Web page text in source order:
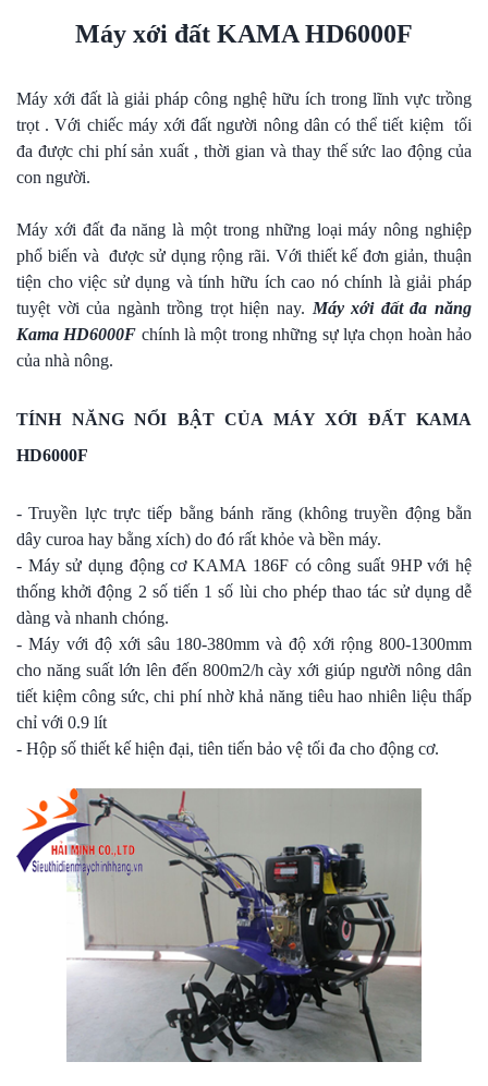
Máy xới đất KAMA HD6000F
Máy xới đất là giải pháp công nghệ hữu ích trong lĩnh vực trồng
trọt . Với chiếc máy xới đất người nông dân có thể tiết kiệm tối
đa được chi phí sản xuất , thời gian và thay thế sức lao động của
con người.
Máy xới đất đa năng là một trong những loại máy nông nghiệp
phổ biến và được sử dụng rộng rãi. Với thiết kế đơn giản, thuận
tiện cho việc sử dụng và tính hữu ích cao nó chính là giải pháp
tuyệt vời của ngành trồng trọt hiện nay. Máy xới đất đa năng
Kama HD6000F chính là một trong những sự lựa chọn hoàn hảo
của nhà nông.
TÍNH NĂNG NỔI BẬT CỦA MÁY XỚI ĐẤT KAMA
HD6000F
- Truyền lực trực tiếp bằng bánh răng (không truyền động bằn
dây curoa hay bằng xích) do đó rất khỏe và bền máy.
- Máy sử dụng động cơ KAMA 186F có công suất 9HP với hệ
thống khởi động 2 số tiến 1 số lùi cho phép thao tác sử dụng dễ
dàng và nhanh chóng.
- Máy với độ xới sâu 180-380mm và độ xới rộng 800-1300mm
cho năng suất lớn lên đến 800m2/h cày xới giúp người nông dân
tiết kiệm công sức, chi phí nhờ khả năng tiêu hao nhiên liệu thấp
chỉ với 0.9 lít
- Hộp số thiết kế hiện đại, tiên tiến bảo vệ tối đa cho động cơ.